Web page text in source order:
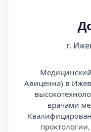
г.
Авиценна) в
врачами